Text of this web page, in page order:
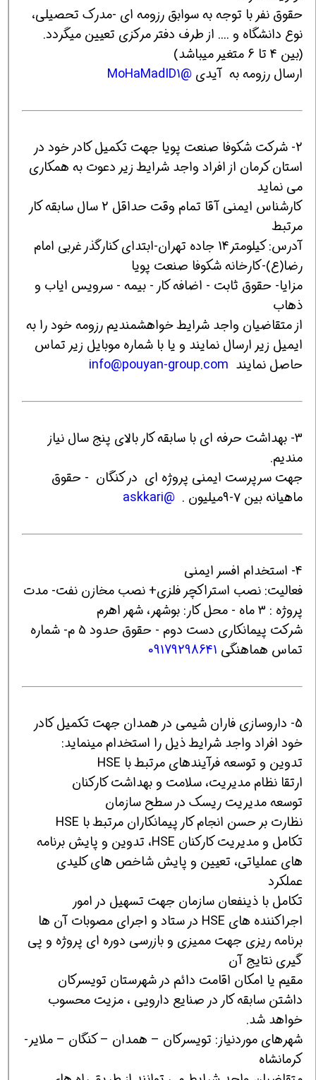
حقوق نفر با توجه به سوابق رزومه ای -مدرک تحصیلی،
نوع دانشگاه و .... از طرف دفتر مرکزی تعیین میگردد.
(بین 4 تا 6 متغیر میباشد)
ارسال رزومه به آیدی @MoHaMadID1
2- شرکت شکوفا صنعت پویا جهت تکمیل کادر خود در
استان کرمان از افراد واجد شرایط زیر دعوت به همکاری
می نماید
کارشناس ایمنی آقا تمام وقت حداقل 2 سال سابقه کار
مرتبط
آدرس: کیلومتر14 جاده تهران-ابتدای کنارگذر غربی امام
رضا(ع)-کارخانه شکوفا صنعت پویا
مزایا- حقوق ثابت - اضافه کار - بیمه - سرویس ایاب و
ذهاب
از متقاضیان واجد شرایط خواهشمندیم رزومه خود را به
ایمیل زیر ارسال نمایند و یا با شماره موبایل زیر تماس
حاصل نمایند info@pouyan-group.com
3- بهداشت حرفه ای با سابقه کار بالای پنج سال نیاز
مندیم.
جهت سرپرست ایمنی پروژه ای در کنگان - حقوق
ماهیانه بین ۷-۹میلیون .
@askkari
4- استخدام افسر ایمنی
فعالیت: نصب استراکچر فلزی+ نصب مخازن نفت- مدت
پروژه : ۳ ماه - محل کار: بوشهر، شهر اهرم
شرکت پیمانکاری دست دوم - حقوق حدود ۵ م- شماره
تماس هماهنگی 09179298641
5- داروسازی فاران شیمی در همدان جهت تکمیل کادر
خود افراد واجد شرایط ذیل را استخدام مینماید:
تدوین و توسعه فرآیندهای مرتبط با HSE
ارتقا نظام مدیریت، سلامت و بهداشت کارکنان
توسعه مدیریت ریسک در سطح سازمان
نظارت بر حسن انجام کار پیمانکاران مرتبط با HSE
تکامل و مدیریت کارکنان HSE، تدوین و پایش برنامه
های عملیاتی، تعیین و پایش شاخص های کلیدی
عملکرد
تکامل با ذینفعان سازمان جهت تسهیل در امور
اجراکننده های HSE در ستاد و اجرای مصوبات آن ها
برنامه ریزی جهت ممیزی و بازرسی دوره ای پروژه و پی
گیری نتایج آن
مقیم یا امکان اقامت دائم در شهرستان تویسرکان
داشتن سابقه کار در صنایع دارویی ، مزیت محسوب
خواهد شد.
شهرهای موردنیاز: تویسرکان – همدان – کنگان – ملایر-
کرمانشاه